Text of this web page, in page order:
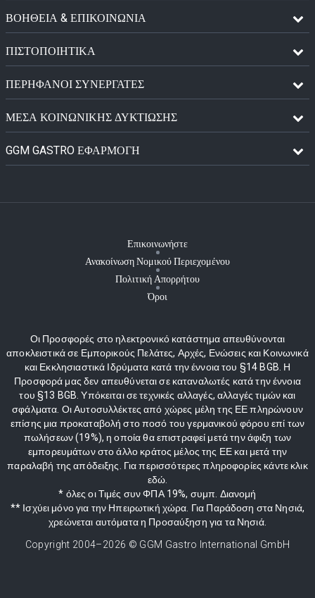
ΒΟΗΘΕΙΑ & ΕΠΙΚΟΙΝΩΝΙΑ
ΠΙΣΤΟΠΟΙΗΤΙΚΆ
ΠΕΡΉΦΑΝΟΙ ΣΥΝΕΡΓΆΤΕΣ
ΜΈΣΑ ΚΟΙΝΩΝΙΚΉΣ ΔΥΚΤΊΩΣΗΣ
GGM GASTRO ΕΦΑΡΜΟΓΉ
Επικοινωνήστε
Ανακοίνωση Νομικού Περιεχομένου
Πολιτική Απορρήτου
Όροι
Οι Προσφορές στο ηλεκτρονικό κατάστημα απευθύνονται
αποκλειστικά σε Εμπορικούς Πελάτες, Αρχές, Ενώσεις και Κοινωνικά
και Εκκλησιαστικά Ιδρύματα κατά την έννοια του §14 BGB. Η
Προσφορά μας δεν απευθύνεται σε καταναλωτές κατά την έννοια
του §13 BGB. Υπόκειται σε τεχνικές αλλαγές, αλλαγές τιμών και
σφάλματα. Οι Αυτοσυλλέκτες από χώρες μέλη της ΕΕ πληρώνουν
επίσης μια προκαταβολή στο ποσό του γερμανικού φόρου επί των
πωλήσεων (19%), η οποία θα επιστραφεί μετά την άφιξη των
εμπορευμάτων στο άλλο κράτος μέλος της ΕΕ και μετά την
παραλαβή της απόδειξης. Για περισσότερες πληροφορίες κάντε κλικ
εδώ.
* όλες οι Τιμές συν ΦΠΑ 19%, συμπ. Διανομή
** Ισχύει μόνο για την Ηπειρωτική χώρα. Για Παράδοση στα Νησιά,
χρεώνεται αυτόματα η Προσαύξηση για τα Νησιά.
Copyright 2004–2026 © GGM Gastro International GmbH